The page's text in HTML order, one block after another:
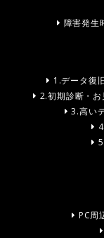
障害発生
1.データ復
2.初期診断・お
3.高い
PC周